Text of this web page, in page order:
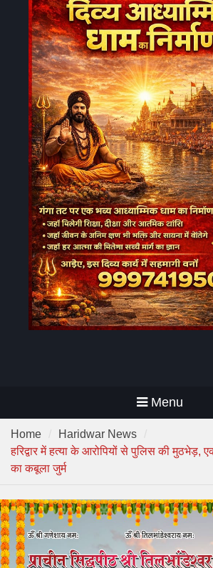
Menu
Home
Haridwar News
हरिद्वार में हत्या के आरोपियों से पुलिस की मुठभेड़,
का कबूला जुर्म